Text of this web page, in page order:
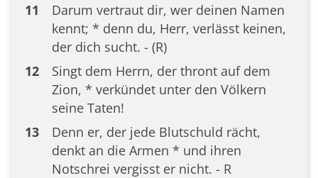
11
Darum vertraut dir, wer deinen Namen
kennt; * denn du, Herr, verlässt keinen,
der dich sucht. - (R)
12
Singt dem Herrn, der thront auf dem
Zion, * verkündet unter den Völkern
seine Taten!
13
Denn er, der jede Blutschuld rächt,
denkt an die Armen * und ihren
Notschrei vergisst er nicht. - R